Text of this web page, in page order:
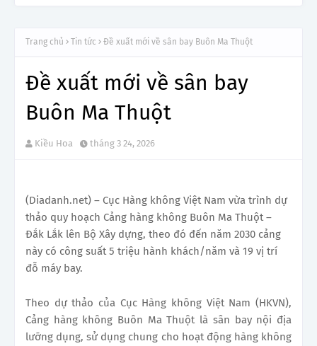
Trang chủ Tin tức Đề xuất mới về sân bay Buôn Ma Thuột
Đề xuất mới về sân bay
Buôn Ma Thuột
Kiều Hoa tháng 3 24, 2026
(Diadanh.net) – Cục Hàng không Việt Nam vừa trình dự
thảo quy hoạch Cảng hàng không Buôn Ma Thuột –
Đắk Lắk lên Bộ Xây dựng, theo đó đến năm 2030 cảng
này có công suất 5 triệu hành khách/năm và 19 vị trí
đỗ máy bay.
Theo dự thảo của Cục Hàng không Việt Nam (HKVN),
Cảng hàng không Buôn Ma Thuột là sân bay nội địa
lưỡng dụng, sử dụng chung cho hoạt động hàng không